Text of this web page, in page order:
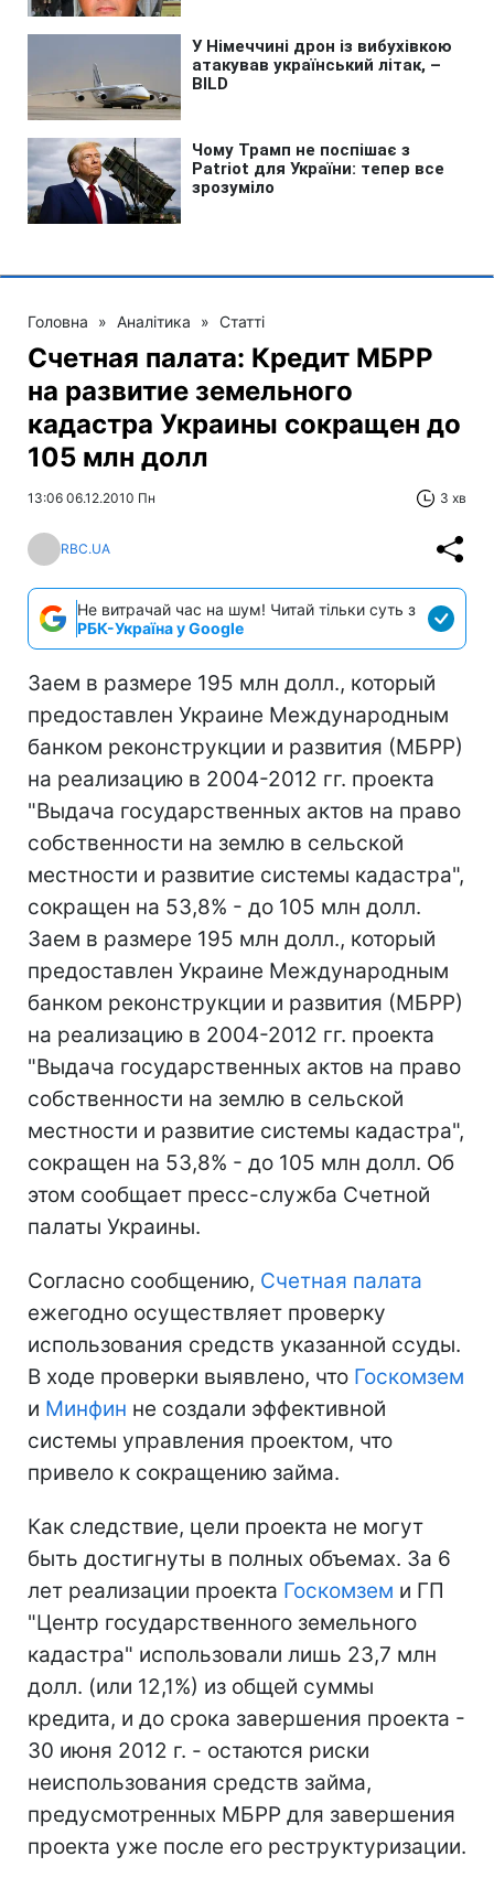
Головна » Аналітика » Статті
Счетная палата: Кредит МБРР
на развитие земельного
кадастра Украины сокращен до
105 млн долл
13:06 06.12.2010 Пн 3 хв
RBC.UA
Не витрачай час на шум! Читай тільки суть з
РБК-Україна у Google
Заем в размере 195 млн долл., который
предоставлен Украине Международным
банком реконструкции и развития (МБРР)
на реализацию в 2004-2012 гг. проекта
"Выдача государственных актов на право
собственности на землю в сельской
местности и развитие системы кадастра",
сокращен на 53,8% - до 105 млн долл.
Заем в размере 195 млн долл., который
предоставлен Украине Международным
банком реконструкции и развития (МБРР)
на реализацию в 2004-2012 гг. проекта
"Выдача государственных актов на право
собственности на землю в сельской
местности и развитие системы кадастра",
сокращен на 53,8% - до 105 млн долл. Об
этом сообщает пресс-служба Счетной
палаты Украины.
Согласно сообщению, Счетная палата
ежегодно осуществляет проверку
использования средств указанной ссуды.
В ходе проверки выявлено, что Госкомзем
и Минфин не создали эффективной
системы управления проектом, что
привело к сокращению займа.
Как следствие, цели проекта не могут
быть достигнуты в полных объемах. За 6
лет реализации проекта Госкомзем и ГП
"Центр государственного земельного
кадастра" использовали лишь 23,7 млн
долл. (или 12,1%) из общей суммы
кредита, и до срока завершения проекта -
30 июня 2012 г. - остаются риски
неиспользования средств займа,
предусмотренных МБРР для завершения
проекта уже после его реструктуризации.